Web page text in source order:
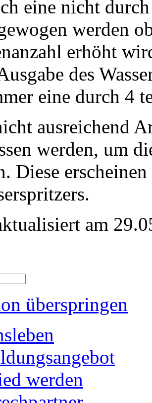
eine nicht
werden
erhöht
des
eine durch 4
ausreichend
werden, um
Diese
am
überspringen
werden